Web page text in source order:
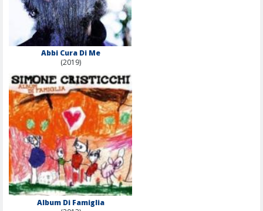
Abbi Cura Di Me
(2019)
Album Di Famiglia